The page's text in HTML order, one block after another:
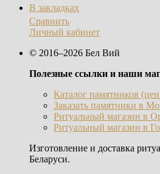
В закладках
Сравнить
Личный кабинет
© 2016–2026 Бел Вий
Полезные ссылки и наши
Каталог памятников
Заказать памятники в
Ритуальный магазин в
Ритуальный магазин в
Изготовление и доставка
Беларуси.